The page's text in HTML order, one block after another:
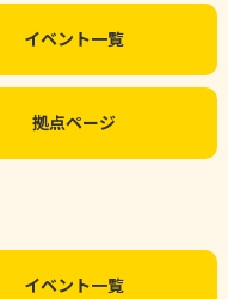
イベント一覧
拠点ページ
イベント一覧